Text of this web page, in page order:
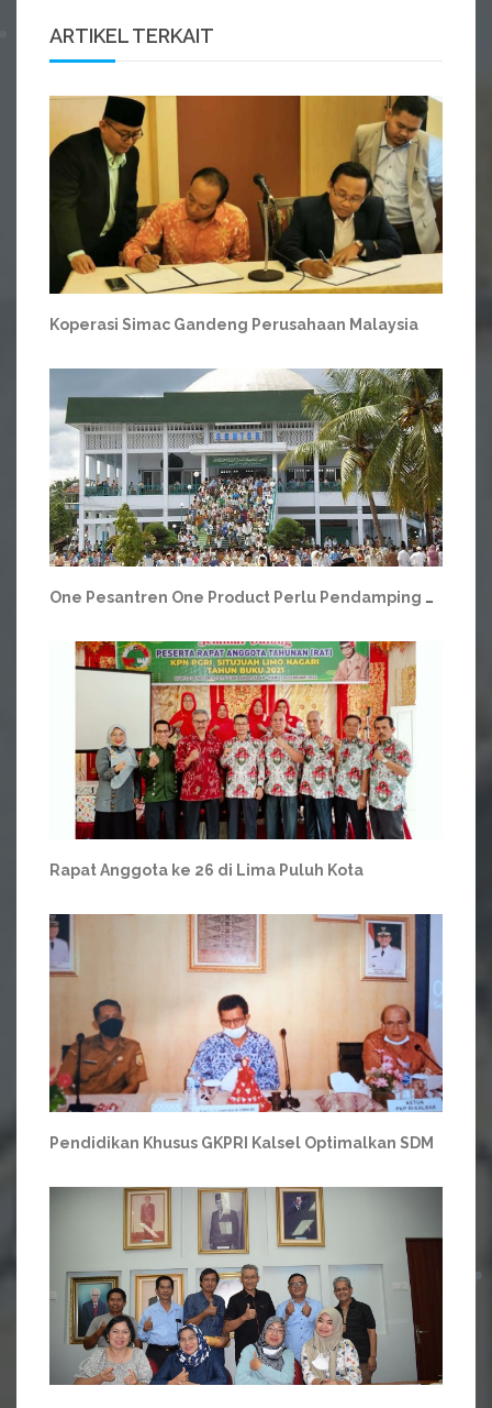
ARTIKEL TERKAIT
Koperasi Simac Gandeng Perusahaan Malaysia
One Pesantren One Product Perlu Pendamping agar Bersaing
Rapat Anggota ke 26 di Lima Puluh Kota
Pendidikan Khusus GKPRI Kalsel Optimalkan SDM